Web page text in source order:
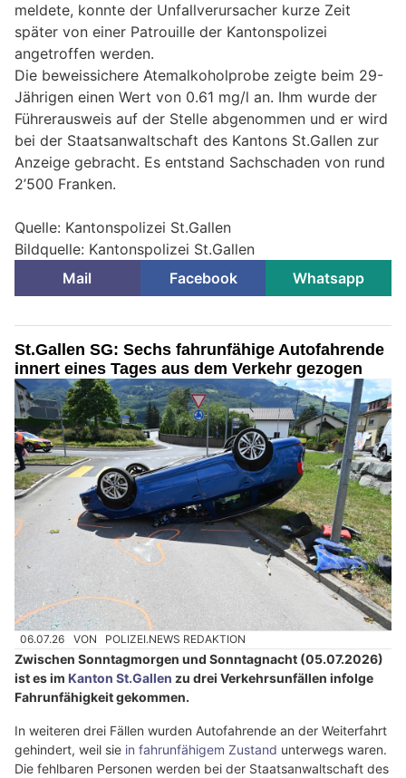
meldete, konnte der Unfallverursacher kurze Zeit
später von einer Patrouille der Kantonspolizei
angetroffen werden.
Die beweissichere Atemalkoholprobe zeigte beim 29-
Jährigen einen Wert von 0.61 mg/l an. Ihm wurde der
Führerausweis auf der Stelle abgenommen und er wird
bei der Staatsanwaltschaft des Kantons St.Gallen zur
Anzeige gebracht. Es entstand Sachschaden von rund
2’500 Franken.
Quelle: Kantonspolizei St.Gallen
Bildquelle: Kantonspolizei St.Gallen
Mail
Facebook Whatsapp
St.Gallen SG: Sechs fahrunfähige Autofahrende
innert eines Tages aus dem Verkehr gezogen
06.07.26 VON POLIZEI.NEWS REDAKTION
Zwischen Sonntagmorgen und Sonntagnacht (05.07.2026)
ist es im Kanton St.Gallen zu drei Verkehrsunfällen infolge
Fahrunfähigkeit gekommen.
In weiteren drei Fällen wurden Autofahrende an der Weiterfahrt
gehindert, weil sie in fahrunfähigem Zustand unterwegs waren.
Die fehlbaren Personen werden bei der Staatsanwaltschaft des